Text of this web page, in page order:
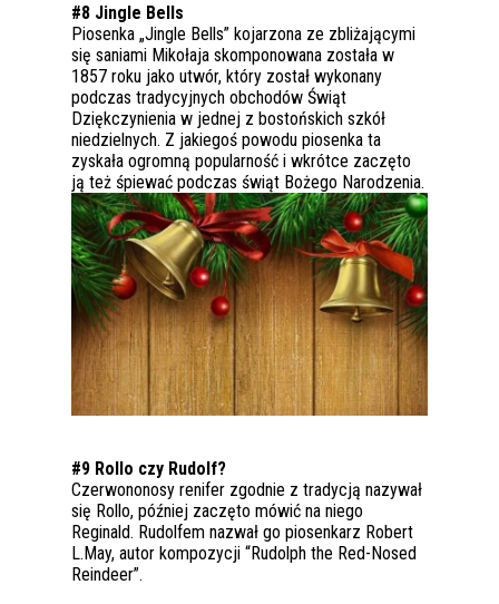
#8 Jingle Bells
Piosenka „Jingle Bells” kojarzona ze zbliżającymi
się saniami Mikołaja skomponowana została w
1857 roku jako utwór, który został wykonany
podczas tradycyjnych obchodów Świąt
Dziękczynienia w jednej z bostońskich szkół
niedzielnych. Z jakiegoś powodu piosenka ta
zyskała ogromną popularność i wkrótce zaczęto
ją też śpiewać podczas świąt Bożego Narodzenia.
#9 Rollo czy Rudolf?
Czerwononosy renifer zgodnie z tradycją nazywał
się Rollo, później zaczęto mówić na niego
Reginald. Rudolfem nazwał go piosenkarz Robert
L.May, autor kompozycji “Rudolph the Red-Nosed
Reindeer”.